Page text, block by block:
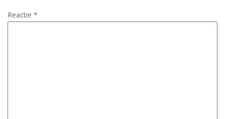
Reactie *